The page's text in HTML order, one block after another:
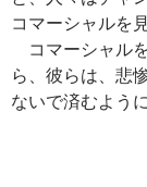
コマーシャルを
コマーシャル
ら、彼らは、悲
ないで済むよう